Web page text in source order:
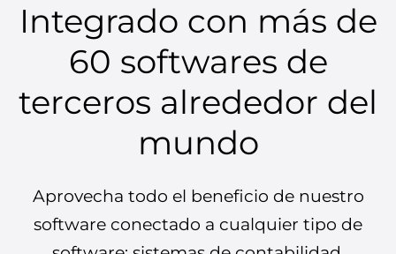
Integrado con más de
60 softwares de
terceros alrededor del
mundo
Aprovecha todo el beneficio de nuestro
software conectado a cualquier tipo de